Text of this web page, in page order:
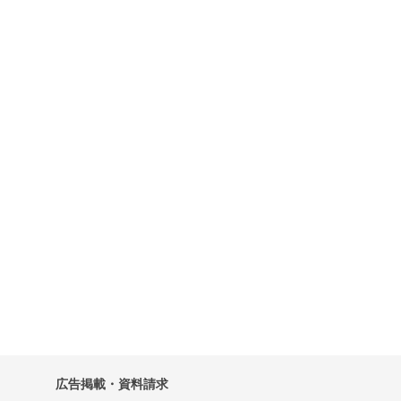
広告掲載・資料請求